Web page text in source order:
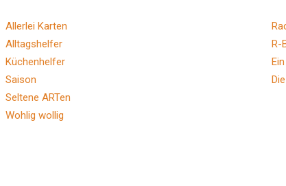
Allerlei Karten
Alltagshelfer
Küchenhelfer
Saison
Seltene ARTen
Wohlig wollig
R-